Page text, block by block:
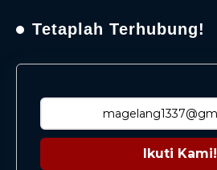
Tetaplah Terhubung!
Ikuti Kami!